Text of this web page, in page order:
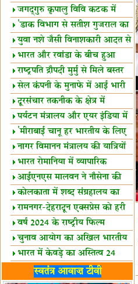
स्थल घोषित
जगद्गुरु कृपालु विवि कटक में
शैक्षिक सत्र शुरू
'डाक विभाग से सतीश गुजराल का
रिश्ता गहरा'
युवा नशे जैसी विनाशकारी आदत से
दूर रहें-मोदी
भारत और रवांडा के बीच हुआ
व्यापार विस्तार
राष्ट्रपति द्रौपदी मुर्मु से मिले बस्तर
के प्रतिनिधि
सेल कंपनी के मुनाफे में आई भारी
उछाल!
दूरसंचार तकनीक के क्षेत्र में
उत्कृष्टता पुरस्कार
पर्यटन मंत्रालय और एयर इंडिया में
समझौता
'मीराबाई चानू हर भारतीय के लिए
प्रेरणा'
नागर विमानन मंत्रालय की यात्रियों
को सलाह
भारत रोमानिया में व्यापारिक
साझेदारियां
आईएनएस मालवन ने नौसेना की
ताकत बढ़ाई
कोलकाता में शब्द संग्रहालय का
उद्घाटन
रामनगर-देहरादून एक्सप्रेस को हरी
झंडीवर्ष 2024 के राष्ट्रीय फिल्म
पुरस्कारों की घोषणा
चुनाव आयोग का अखिल भारतीय
मीडिया सम्मेलन
भारत में केवड़े का अस्तित्‍व 24
लाख वर्ष!
लखनऊ में 'एक राष्ट्र एक चुनाव'
स्वतंत्र आवाज़ टीवी